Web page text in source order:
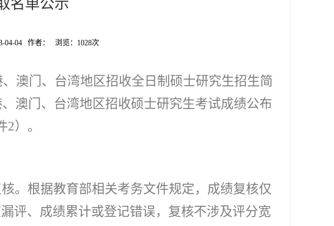
名单公示
04-04 作者： 浏览： 1028次
澳门、台湾地区招收全日制硕士研究生招生简
澳门、台湾地区招收硕士研究生考试成绩公布
2）。
。根据教育部相关考务文件规定，成绩复核仅
评、成绩累计或登记错误，复核不涉及评分宽